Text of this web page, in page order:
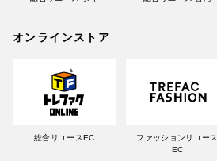
オンラインストア
総合リユースEC
ファッションリユース
EC